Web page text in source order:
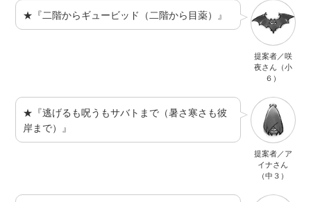
提案者／咲
夜さん（小
６）
★『二階からギュービッド（二階から目薬）』
提案者／ア
イナさん
（中３）
★『逃げるも呪うもサバトまで（暑さ寒さも彼
岸まで）』